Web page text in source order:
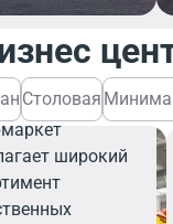
Столовая
широкий